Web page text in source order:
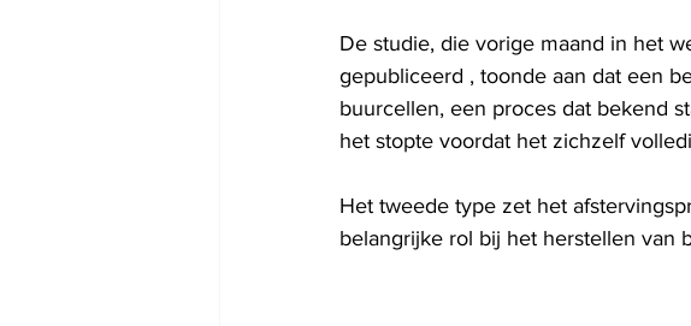
De studie, die vorige maand in het
gepubliceerd , toonde aan dat een
buurcellen, een proces dat bekend
het stopte voordat het zichzelf
Het tweede type zet het
belangrijke rol bij het herstellen van